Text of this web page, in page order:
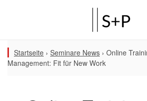
Startseite › Seminare News › Online
Management: Fit für New Work